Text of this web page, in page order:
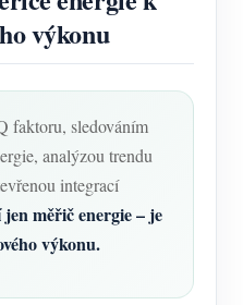
výkonu
faktoru, sledováním
analýzou trendu
integrací
měřič energie – je
výkonu.